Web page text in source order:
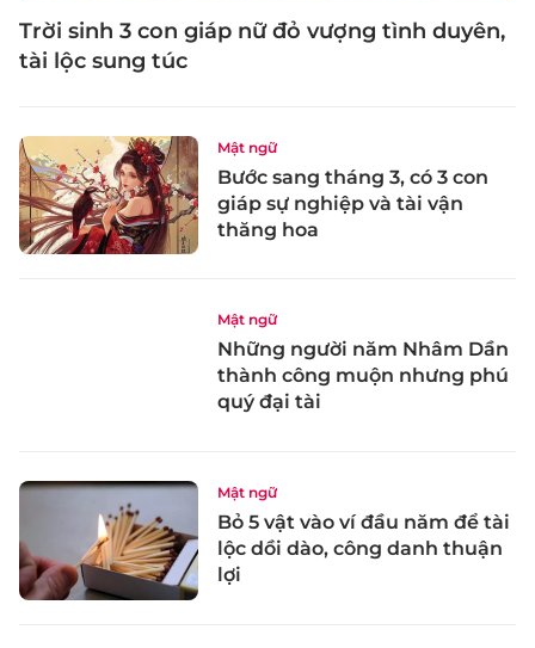
Trời sinh 3 con giáp nữ đỏ vượng tình duyên,
tài lộc sung túc
Mật ngữ
Bước sang tháng 3, có 3 con
giáp sự nghiệp và tài vận
thăng hoa
Mật ngữ
Những người năm Nhâm Dần
thành công muộn nhưng phú
quý đại tài
Mật ngữ
Bỏ 5 vật vào ví đầu năm để tài
lộc dồi dào, công danh thuận
lợi